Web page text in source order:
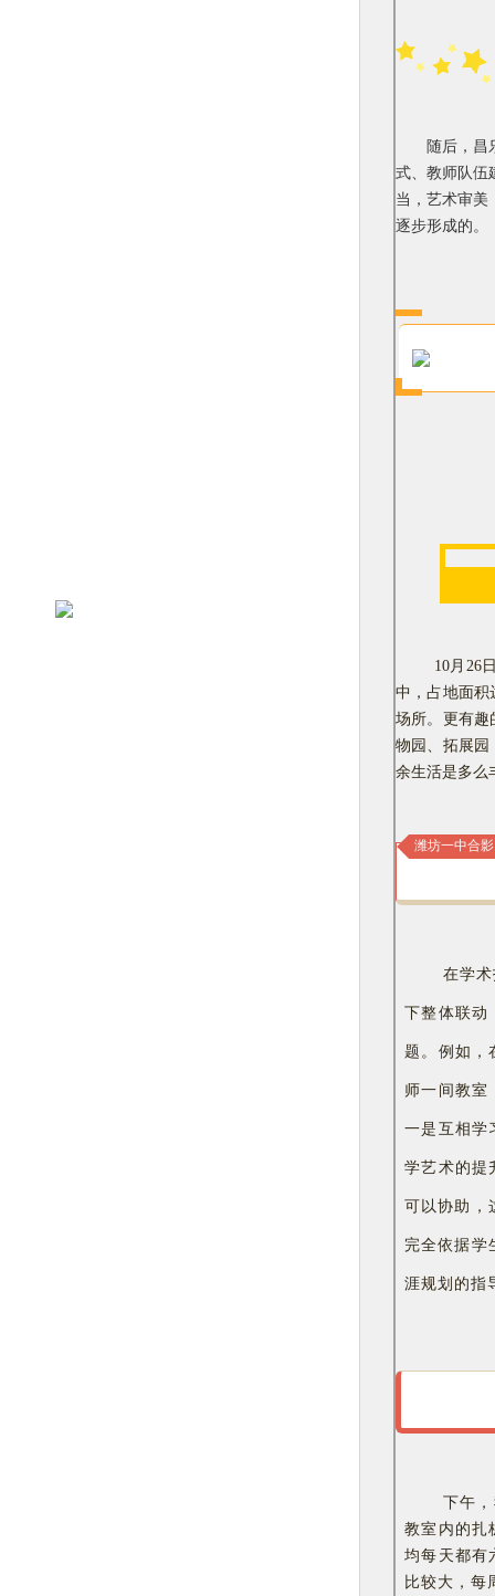
随后，昌乐
式、教师队伍
当，艺术审美
逐步形成的。
10月26
中，占地面积
场所。更有趣
物园、拓展园
余生活是多么
潍坊一中合影
在学
下整体联动
题。例如，
师一间教室
一是互相学
学艺术的提
可以协助，
完全依据学
涯规划的指
下午
教室内的扎
均每天都有
比较大，每